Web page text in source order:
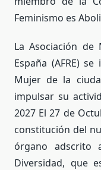
Feminismo es
La Asociación de
España (AFRE)
Mujer de la
impulsar su
2027 El 27 de
constitución del
órgano adscrito
Diversidad, que